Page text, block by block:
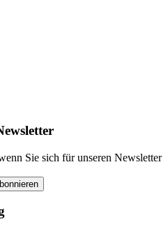
Sie sich für unseren Newsletter